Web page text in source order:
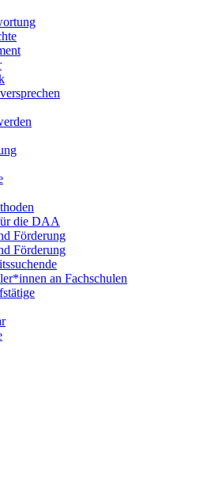
die DAA
Förderung
Förderung
an Fachschulen